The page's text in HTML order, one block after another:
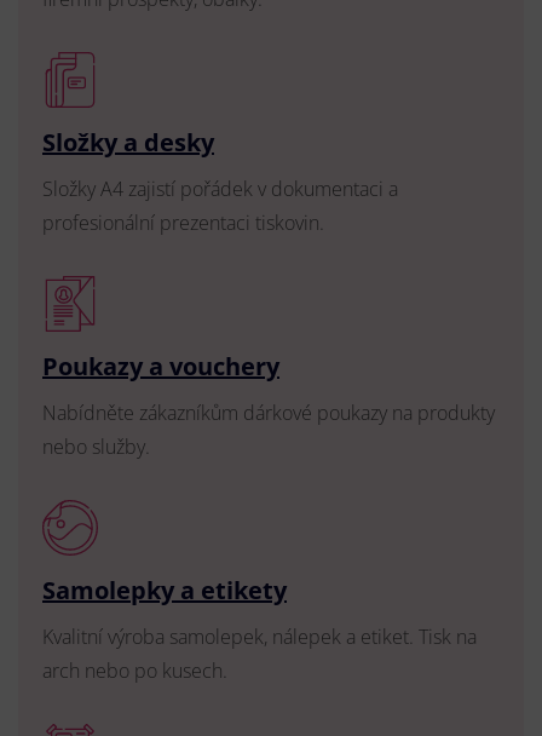
Složky a desky
Složky A4 zajistí pořádek v dokumentaci a
profesionální prezentaci tiskovin.
Poukazy a vouchery
Nabídněte zákazníkům dárkové poukazy na produkty
nebo služby.
Samolepky a etikety
Kvalitní výroba samolepek, nálepek a etiket. Tisk na
arch nebo po kusech.